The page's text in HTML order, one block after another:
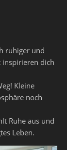
ruhiger und
inspirieren dich
Kleine
noch
Ruhe aus und
Leben.